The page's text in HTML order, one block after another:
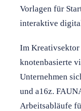
Vorlagen für
interaktive
Im Kreativsektor
knotenbasierte
Unternehmen
und a16z.
Arbeitsabläufe